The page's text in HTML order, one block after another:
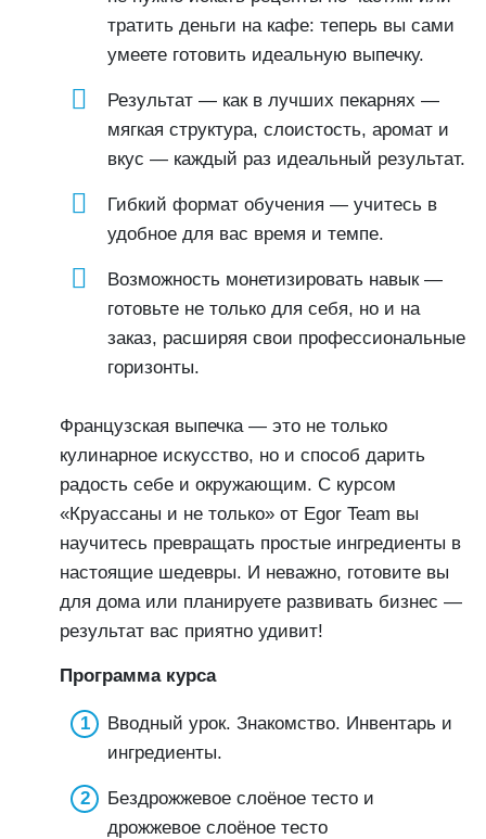
тратить деньги на кафе: теперь вы сами
умеете готовить идеальную выпечку.
Результат — как в лучших пекарнях —
мягкая структура, слоистость, аромат и
вкус — каждый раз идеальный результат.
Гибкий формат обучения — учитесь в
удобное для вас время и темпе.
Возможность монетизировать навык —
готовьте не только для себя, но и на
заказ, расширяя свои профессиональные
горизонты.
Французская выпечка — это не только
кулинарное искусство, но и способ дарить
радость себе и окружающим. С курсом
«Круассаны и не только» от Egor Team вы
научитесь превращать простые ингредиенты в
настоящие шедевры. И неважно, готовите вы
для дома или планируете развивать бизнес —
результат вас приятно удивит!
Программа курса
Вводный урок. Знакомство. Инвентарь и
ингредиенты.
Бездрожжевое слоёное тесто и
дрожжевое слоёное тесто